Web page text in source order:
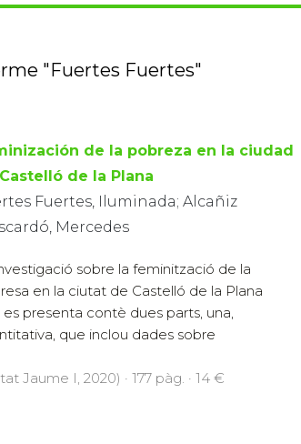
"Fuertes Fuertes"
de la pobreza en la ciudad
de la Plana
Fuertes, Iluminada; Alcañiz
Mercedes
sobre la feminització de la
en la ciutat de Castelló de la Plana
es presenta contè dues parts, una,
que inclou dades sobre
Jaume I, 2020) · 177 pàg. · 14 €